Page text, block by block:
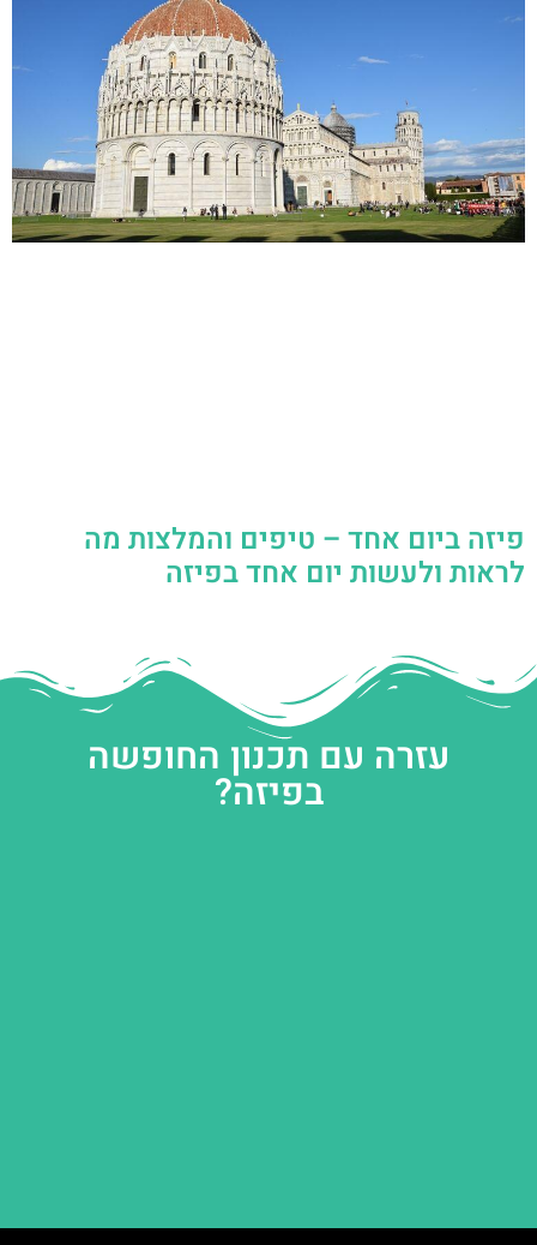
פיזה ביום אחד – טיפים והמלצות מה
לראות ולעשות יום אחד בפיזה
עזרה עם תכנון החופשה
בפיזה?